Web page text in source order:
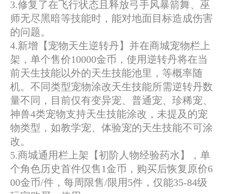
3.修复了在飞行状态且释放弓手风暴箭舞、巫
师无尽黑暗等技能时，能对地面目标造成伤害
的问题。
4.新增【宠物天生逆转丹】并在商城宠物栏上
架，单个售价10000金币，使用逆转丹将在当
前天生技能以外的天生技能池里，等概率随
机。不同类型宠物涂改天生技能所需逆转丹数
量不同，目前仅有变异宠、普通宠、珍稀宠、
神兽4类宠物支持天生技能涂改，未提及的宠
物类型，如教学宠、体验宠的天生技能不可涂
改。
5.商城通用栏上架【初阶人物经验药水】，单
个角色历史首件仅售1金币，购买后恢复原价6
00金币/件，每周限售/限用5件，仅能35-84级